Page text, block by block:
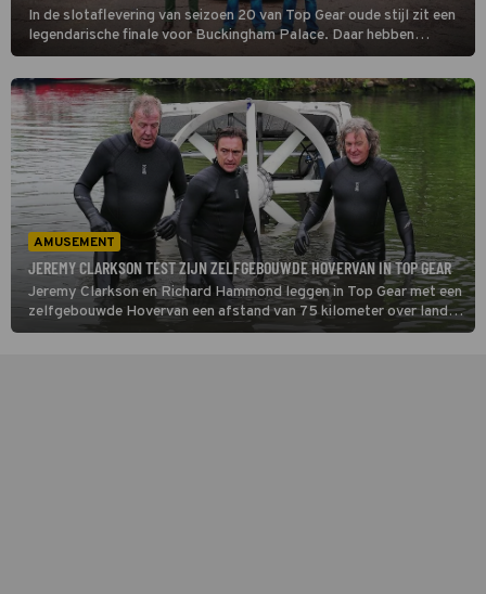
In de slotaflevering van seizoen 20 van Top Gear oude stijl zit een
legendarische finale voor Buckingham Palace. Daar hebben
Hammond, Clarkson en May alles opgetrommeld wat de Britse
auto-industrie zo mooi maakt.
AMUSEMENT
JEREMY CLARKSON TEST ZIJN ZELFGEBOUWDE HOVERVAN IN TOP GEAR
Jeremy Clarkson en Richard Hammond leggen in Top Gear met een
zelfgebouwde Hovervan een afstand van 75 kilometer over land
en water af. Onderweg ondervinden de mannen dat hun